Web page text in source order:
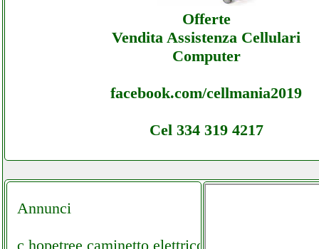
Offerte
Vendita Assistenza Cellulari
Computer
facebook.com/cellmania2019
Cel 334 319 4217
Annunci
c hopetree caminetto elettrico